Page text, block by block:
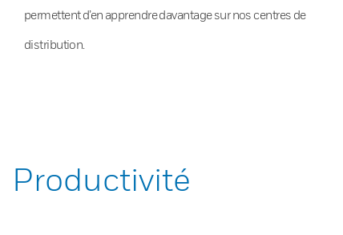
permettent d’en apprendre davantage sur nos centres de
distribution.
Productivité